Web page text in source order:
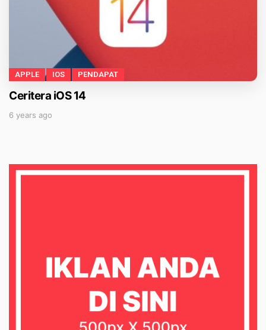
APPLE IOS PENDAPAT
Ceritera iOS 14
6 years ago